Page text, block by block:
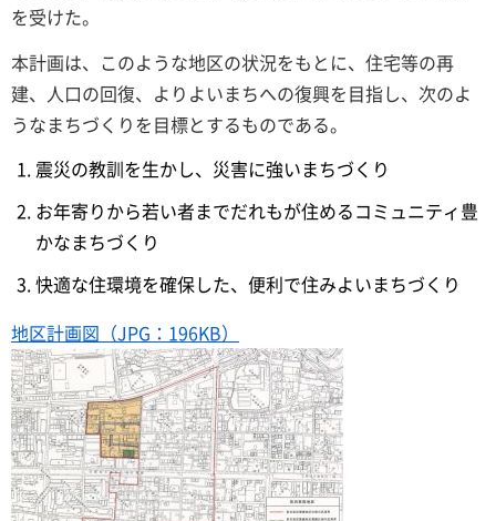
を受けた。
本計画は、このような地区の状況をもとに、住宅等の再
建、人口の回復、よりよいまちへの復興を目指し、次のよ
うなまちづくりを目標とするものである。
震災の教訓を生かし、災害に強いまちづくり
お年寄りから若い者までだれもが住めるコミュニティ豊
かなまちづくり
快適な住環境を確保した、便利で住みよいまちづくり
地区計画図（JPG：196KB）